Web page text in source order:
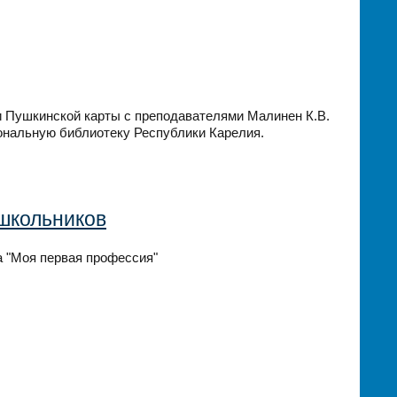
карты с преподавателями Малинен К.В.
библиотеку Республики Карелия.
"Моя первая профессия"